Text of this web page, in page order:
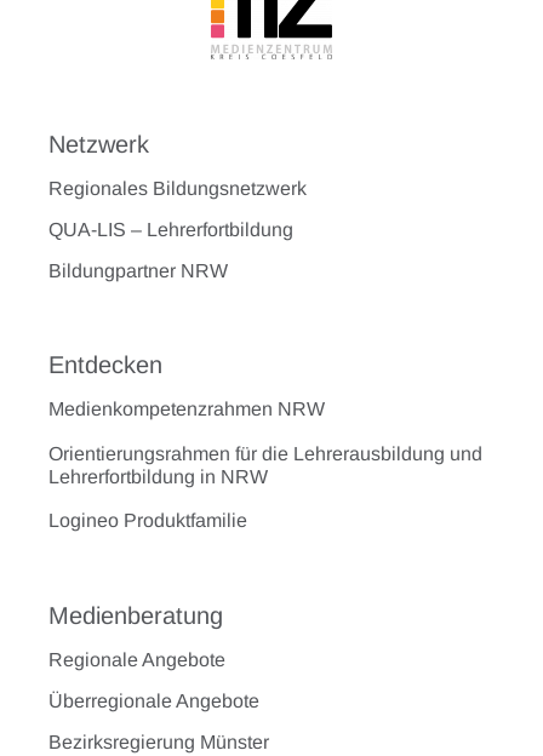
Netzwerk
Regionales Bildungsnetzwerk
QUA-LIS – Lehrerfortbildung
Bildungpartner NRW
Entdecken
Medienkompetenzrahmen NRW
Orientierungsrahmen für die Lehrerausbildung und
Lehrerfortbildung in NRW
Logineo Produktfamilie
Medienberatung
Regionale Angebote
Überregionale Angebote
Bezirksregierung Münster